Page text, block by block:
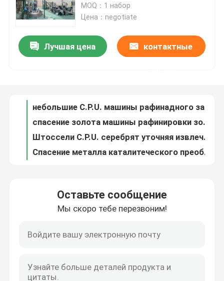
Продукты
О нас
Свяжитесь мы
Машина рафинировки золота
Оборудование рафинировки платины
машины извлечения от
электроники
MOQ：1 набор
Цена：negotiate
Лучшая цена контактные
небольшие C.P.U. машины рафинадного завода золота 3Kg трамбуют спасение золота e ненужное
Система спасения оборудования PGM платины родия палладиума уточняя
Извлечение рафинадного завода оборудования PGM платины катализатора вытыхания автомобиля уточняя
система оборудования обработки ненужного газа газохода Nox высокой концентрации
Оставьте сообщение
Мы скоро тебе перезвоним!